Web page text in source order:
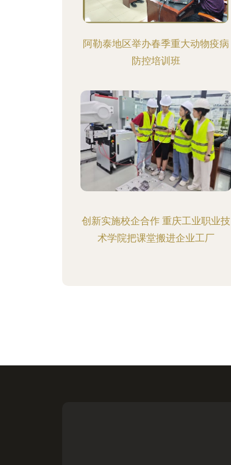
阿勒泰地区举办春季重大动物疫病
防控培训班
创新实施校企合作 重庆工业职业技
术学院把课堂搬进企业工厂